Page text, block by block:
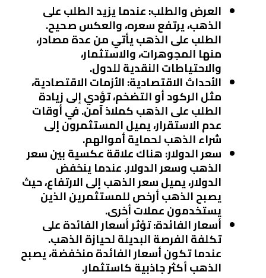
العرض والطلب: عندما يزيد الطلب على
الذهب، يرتفع سعره، والعكس صحيح.
الطلب على الذهب يأتي من عدة مصادر،
منها المجوهرات، والاستثمار،
والاحتياطات النقدية للدول.
الأحداث الاقتصادية: الأزمات الاقتصادية،
مثل الركود أو التضخم، تؤدي إلى زيادة
الطلب على الذهب كملاذ آمن. في أوقات
عدم الاستقرار، يميل المستثمرون إلى
شراء الذهب لحماية أموالهم.
سعر الدولار: هناك علاقة عكسية بين سعر
الذهب وسعر الدولار. عندما ينخفض
الدولار، يميل سعر الذهب إلى الارتفاع، حيث
يصبح الذهب أرخص للمستثمرين الذين
يستخدمون عملات أخرى.
أسعار الفائدة: تؤثر أسعار الفائدة على
تكلفة الفرصة البديلة لحيازة الذهب.
عندما تكون أسعار الفائدة منخفضة، يصبح
الذهب أكثر جاذبية كاستثمار.